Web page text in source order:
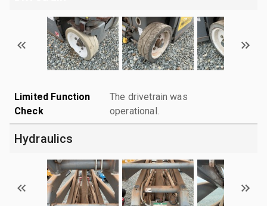
Limited Function
Check
The drivetrain was
operational.
Hydraulics